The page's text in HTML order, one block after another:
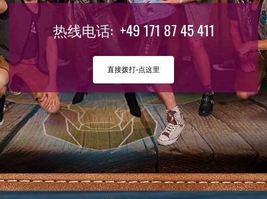
热线电话: +49 171 87 45 411
直接拨打-点这里